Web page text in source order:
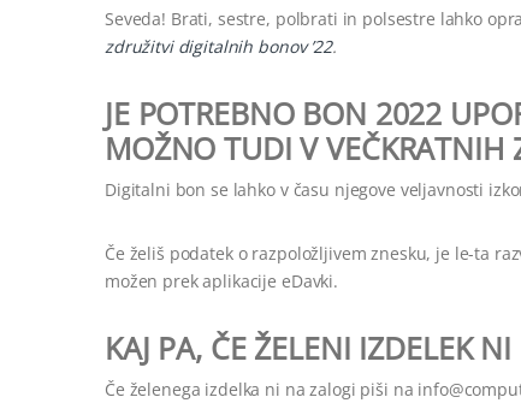
Seveda! Brati, sestre, polbrati in polsestre lahko
združitvi digitalnih bonov ’22.
JE POTREBNO BON 2022
MOŽNO TUDI V VEČKRATNIH
Digitalni bon se lahko v času njegove veljavnosti
Če želiš podatek o razpoložljivem znesku, je le-ta
možen prek aplikacije eDavki.
KAJ PA, ČE ŽELENI IZDELEK
Če želenega izdelka ni na zalogi piši na